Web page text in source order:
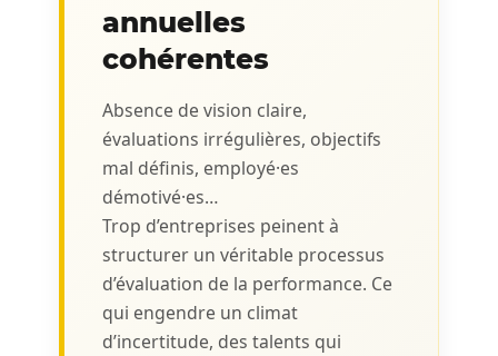
annuelles
cohérentes
Absence de vision claire,
évaluations irrégulières, objectifs
mal définis, employé·es
démotivé·es…
Trop d’entreprises peinent à
structurer un véritable processus
d’évaluation de la performance. Ce
qui engendre un climat
d’incertitude, des talents qui